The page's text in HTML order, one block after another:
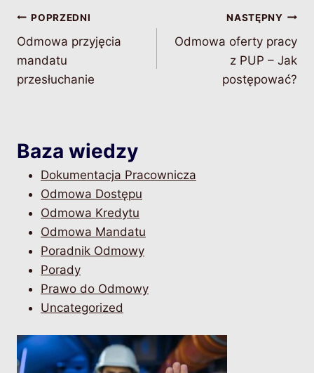
Nawigacja
wpisu
POPRZEDNI
Odmowa przyjęcia
mandatu
przesłuchanie
NASTĘPNY
Odmowa oferty pracy
z PUP – Jak
postępować?
Baza wiedzy
Dokumentacja Pracownicza
Odmowa Dostępu
Odmowa Kredytu
Odmowa Mandatu
Poradnik Odmowy
Porady
Prawo do Odmowy
Uncategorized